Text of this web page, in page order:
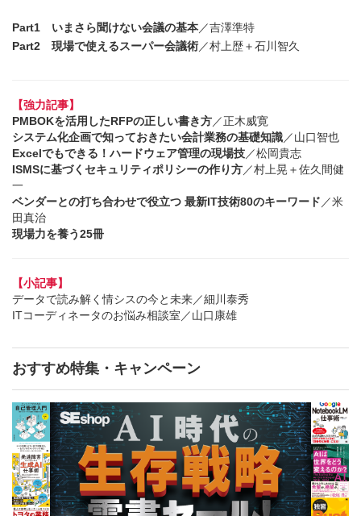
Part1 いまさら聞けない会議の基本／吉澤準特
Part2 現場で使えるスーパー会議術／村上歴＋石川智久
【強力記事】
PMBOKを活用したRFPの正しい書き方／正木威寛
システム化企画で知っておきたい会計業務の基礎知識／山口智也
Excelでもできる！ハードウェア管理の現場技／松岡貴志
ISMSに基づくセキュリティポリシーの作り方／村上晃＋佐久間健
一
ベンダーとの打ち合わせで役立つ 最新IT技術80のキーワード ／米
田真治
現場力を養う25冊
【小記事】
データで読み解く情シスの今と未来／細川泰秀
ITコーディネータのお悩み相談室／山口康雄
おすすめ特集・キャンペーン